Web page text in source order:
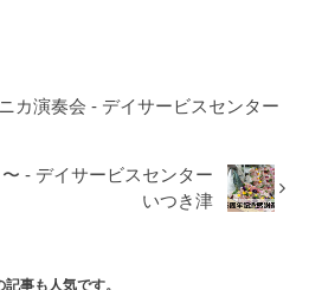
カ演奏会 - デイサービスセンター
- デイサービスセンター
いつき津
記事も人気です。